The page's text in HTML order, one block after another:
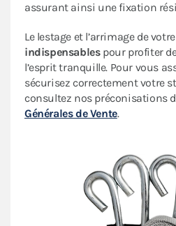
assurant ainsi une fixation
Le lestage et l’arrimage de
indispensablespour profiter
l’esprit tranquille. Pour vous
sécurisez correctement votre
consultez nos préconisations
Générales de Vente.